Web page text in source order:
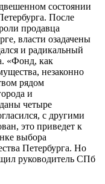
состоянии
После
продавца
власти озадачены
и радикальный
«Фонд, как
незаконно
рядом
и
четыре
с другими
это приведет к
выбора
Петербурга. Но
руководитель СПб